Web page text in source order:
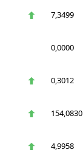
7,3499
0,0000
0,3012
154,0830
4,9958